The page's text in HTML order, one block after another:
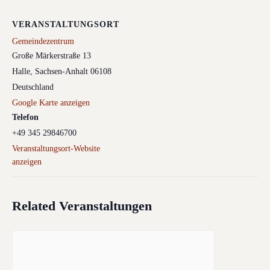
VERANSTALTUNGSORT
Gemeindezentrum
Große Märkerstraße 13
Halle, Sachsen-Anhalt 06108
Deutschland
Google Karte anzeigen
Telefon
+49 345 29846700
Veranstaltungsort-Website
anzeigen
Related Veranstaltungen